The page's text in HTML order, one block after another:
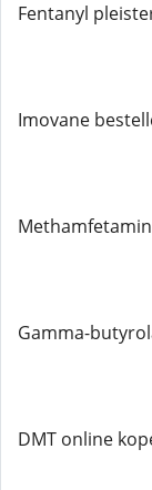
Fentanyl
Imovane
Gamma-
DMT online